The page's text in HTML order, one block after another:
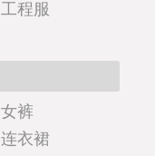
工程服
女裤
连衣裙